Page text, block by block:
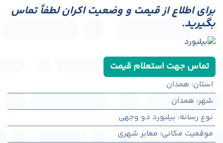
برای اطلاع از قیمت و وضعیت اکران لطفاً تماس
بگیرید.
تماس جهت استعلام قیمت
استان: همدان
شهر: همدان
نوع رسانه: بیلبورد دو وجهی
موقعیت مکانی: معابر شهری